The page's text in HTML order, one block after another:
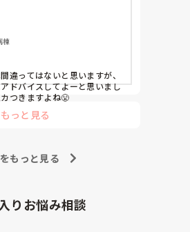
ければいけない。本当はあ
なければいけないことだ
怒られました。今まで何も
に今日、そんなこと言われ
は寝たきり病棟で働いてい
対処にピンときてないし、
本的な業務も覚えなければ
ないので、毎日の業務をこ
棟
違ってはないと思いますが、
ドバイスしてよーと思いまし
つきますよね😤
っと見る
もっと見る
りお悩み相談